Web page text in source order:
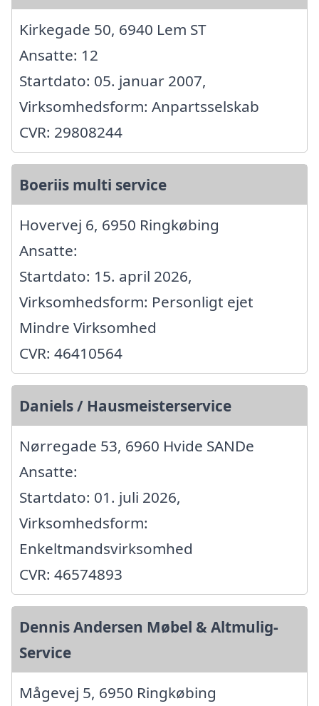
Kirkegade 50, 6940 Lem ST
Ansatte: 12
Startdato: 05. januar 2007,
Virksomhedsform: Anpartsselskab
CVR: 29808244
Boeriis multi service
Hovervej 6, 6950 Ringkøbing
Ansatte:
Startdato: 15. april 2026,
Virksomhedsform: Personligt ejet
Mindre Virksomhed
CVR: 46410564
Daniels / Hausmeisterservice
Nørregade 53, 6960 Hvide SANDe
Ansatte:
Startdato: 01. juli 2026,
Virksomhedsform:
Enkeltmandsvirksomhed
CVR: 46574893
Dennis Andersen Møbel & Altmulig-
Service
Mågevej 5, 6950 Ringkøbing